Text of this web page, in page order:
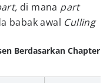
di mana part
babak awal Culling
Berdasarkan Chapter